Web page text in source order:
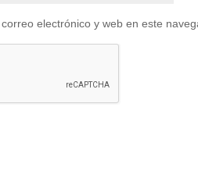
electrónico y web en este